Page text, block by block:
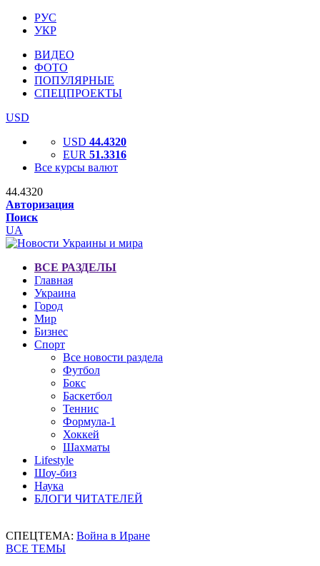
РУС
УКР
ВИДЕО
ФОТО
ПОПУЛЯРНЫЕ
СПЕЦПРОЕКТЫ
USD
USD 44.4320
EUR 51.3316
Все курсы валют
44.4320
Авторизация
Поиск
UA
ВСЕ РАЗДЕЛЫ
Главная
Украина
Город
Мир
Бизнес
Спорт
Все новости раздела
Футбол
Бокс
Баскетбол
Теннис
Формула-1
Хоккей
Шахматы
Lifestyle
Шоу-биз
Наука
БЛОГИ ЧИТАТЕЛЕЙ
СПЕЦТЕМА: Война в Иране
ВСЕ ТЕМЫ